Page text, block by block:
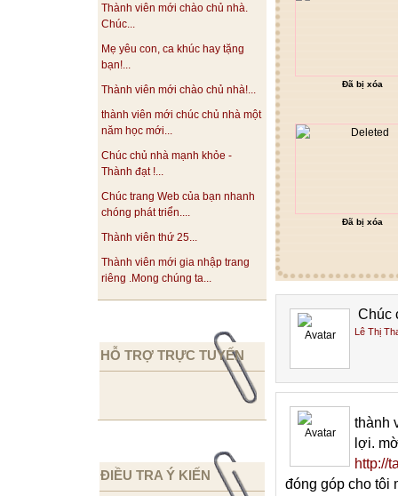
Thành viên mới chào chủ nhà.
Chúc...
Mẹ yêu con, ca khúc hay tặng
bạn!...
Thành viên mới chào chủ nhà!...
thành viên mới chúc chủ nhà một
năm học mới...
Chúc chủ nhà mạnh khỏe -
Thành đạt !...
Chúc trang Web của bạn nhanh
chóng phát triển....
Thành viên thứ 25...
Thành viên mới gia nhập trang
riêng .Mong chúng ta...
HỖ TRỢ TRỰC TUYẾN
ĐIỀU TRA Ý KIẾN
Đã bị xóa
Đã bị xóa
Chúc
Lê Thị
thành
lợi.
http://
đóng góp cho tôi